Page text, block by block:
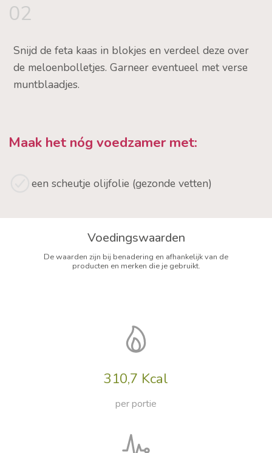
02
Snijd de feta kaas in blokjes en verdeel deze over
de meloenbolletjes. Garneer eventueel met verse
muntblaadjes.
Maak het nóg voedzamer met:
een scheutje olijfolie (gezonde vetten)
Voedingswaarden
De waarden zijn bij benadering en afhankelijk van de
producten en merken die je gebruikt.
310,7 Kcal
per portie